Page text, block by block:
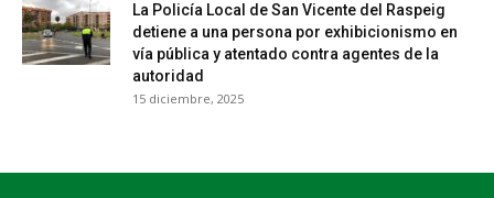
La Policía Local de San Vicente del Raspeig
detiene a una persona por exhibicionismo en
vía pública y atentado contra agentes de la
autoridad
15 diciembre, 2025